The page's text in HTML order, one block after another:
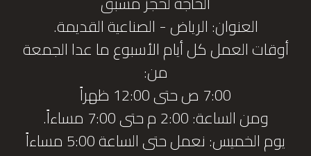
العنوان: الرياض - الصناعية القديمة.
أوقات العمل كل أيام الأسبوع ما عدا الجمعة
من:
7:00 ص حتى 12:00 ظهراً
ومن الساعة: 2:00 م حتى 7:00 مساءاً.
يوم الخميس: نعمل حتى الساعة 5:00 مساءاً